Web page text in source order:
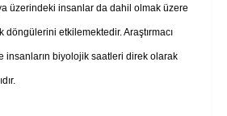
üzerindeki insanlar da dahil olmak üzere
döngülerini etkilemektedir. Araştırmacı
insanların biyolojik saatleri direk olarak